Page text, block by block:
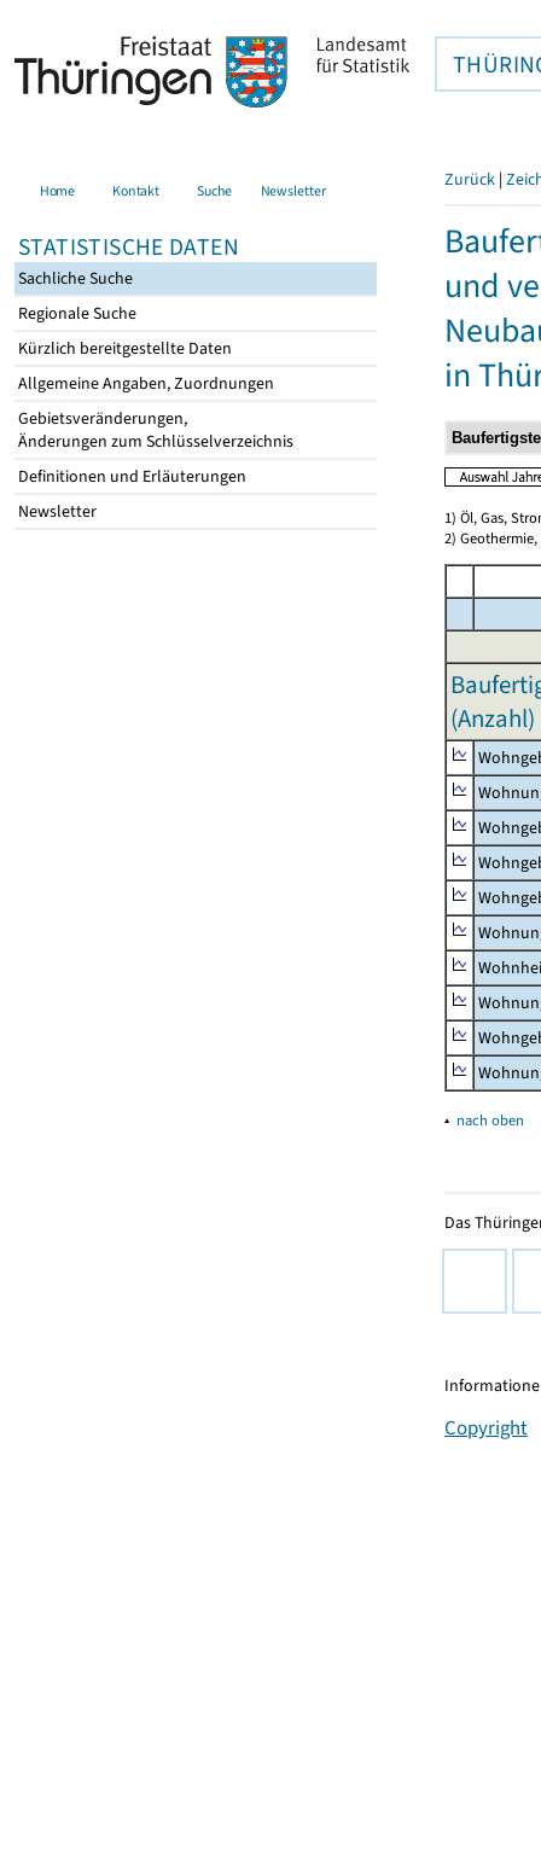
Home Kontakt Suche Newsletter
STATISTISCHE DATEN
Sachliche Suche
Regionale Suche
Kürzlich bereitgestellte Daten
Allgemeine Angaben, Zuordnungen
Gebietsveränderungen,
Änderungen zum Schlüsselverzeichnis
Definitionen und Erläuterungen
Newsletter
Zurück |
und
in
1) Öl, Gas,
2)
(Anzahl)
▴ nach oben
Das
Copyright